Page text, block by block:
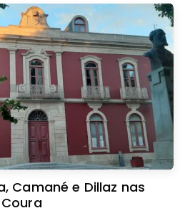
Camané e Dillaz nas